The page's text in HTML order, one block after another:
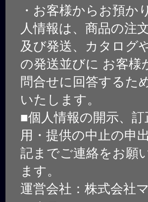
・お客様からお預か
人情報は、商品の注
及び発送、カタログ
の発送並びに お客様
問合せに回答するた
いたします。
■個人情報の開示、
用・提供の中止の申
記までご連絡をお願
ます。
運営会社：株式会社